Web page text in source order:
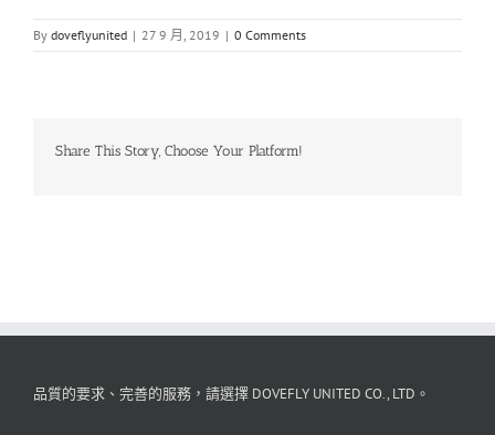
By doveflyunited | 27 9 月, 2019 | 0 Comments
Share This Story, Choose Your Platform!
品質的要求、完善的服務，請選擇 DOVEFLY UNITED CO., LTD。